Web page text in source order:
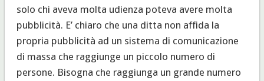
solo chi aveva molta udienza poteva avere molta
pubblicità. E’ chiaro che una ditta non affida la
propria pubblicità ad un sistema di comunicazione
di massa che raggiunge un piccolo numero di
persone. Bisogna che raggiunga un grande numero